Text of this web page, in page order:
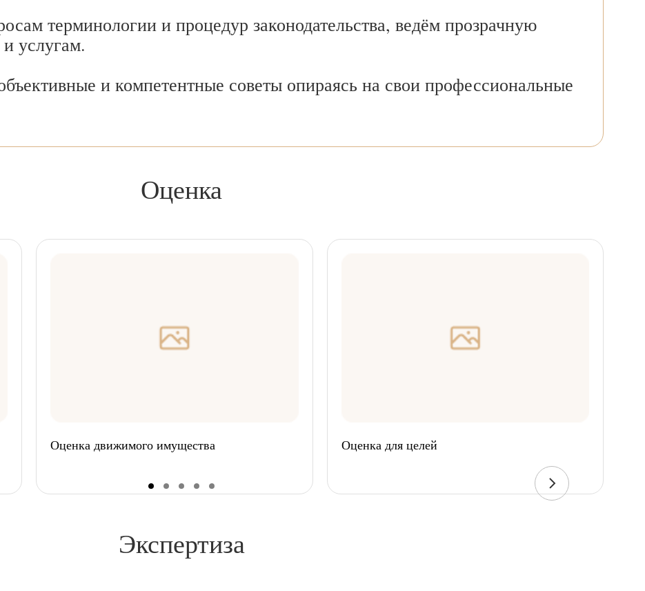
терминологии и процедур законодательства, ведём прозрачную
услугам.
и компетентные советы опираясь на свои профессиональные
Оценка
Оценка движимого имущества Оценка для целей
Экспертиза